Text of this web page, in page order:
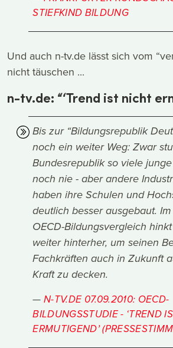
STIEFKIND BILDUNG
Und auch n-tv.de lässt sich vom
nicht täuschen ...
n-tv.de: “‘Trend ist nicht
Bis zur “Bildungsrepublik
noch ein weiter Weg: Zwar
Bundesrepublik so viele
noch nie - aber andere
haben ihre Schulen und
deutlich besser ausgebaut.
OECD-Bildungsvergleich
weiter hinterher, um seinen
Fachkräften auch in Zukunft
Kraft zu decken.
N-TV.DE 07.09.2010: OECD-
BILDUNGSSTUDIE - ‘TREND
ERMUTIGEND’